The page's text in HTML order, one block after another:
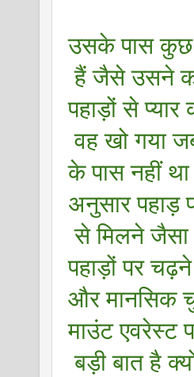
उसके पास
हैं जैसे उसने
पहाड़ों से
वह खो गया
के पास नहीं
अनुसार पहाड़
से मिलने जैसा
पहाड़ों पर
और मानसिक
माउंट एवरेस्ट
बड़ी बात है